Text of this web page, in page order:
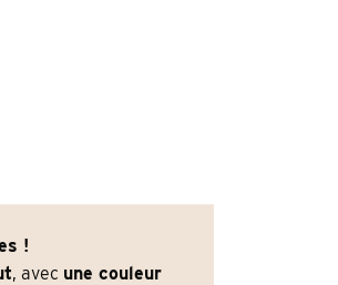
!
, avec une couleur